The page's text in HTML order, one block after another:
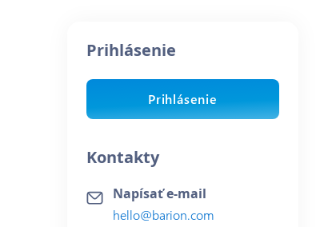
Prihlásenie
Prihlásenie
Kontakty
Napísať e-mail
hello@barion.com